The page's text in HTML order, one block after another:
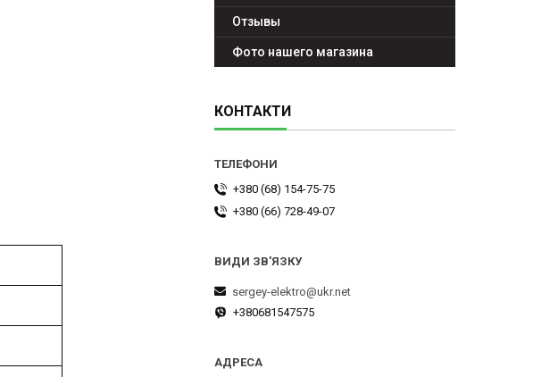
Отзывы
Фото нашего магазина
КОНТАКТИ
+380 (68) 154-75-75
+380 (66) 728-49-07
sergey-elektro@ukr.net
+380681547575